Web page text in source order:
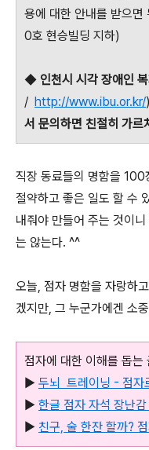
용에 대한 안내를 받으
0호 현승빌딩 지하)
◆ 인천시 시각 장애인
/ http://www.ibu.or.kr/
서 문의하면 친절히 가르
직장 동료들의 명함을 100
절약하고 좋은 일도 할 수
내줘야 만들어 주는 것이
는 않는다. ^^
오늘, 점자 명함을 자랑하
겠지만, 그 누군가에겐 소
점자에 대한 이해를 돕는
▶ 두뇌 트레이닝 - 점자
▶ 한글 점자 자석 장난
▶ 친구, 술 한잔 할까?